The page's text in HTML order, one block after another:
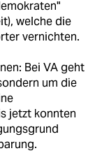
welche die
vernichten.
Bei VA geht
um die
jetzt konnten